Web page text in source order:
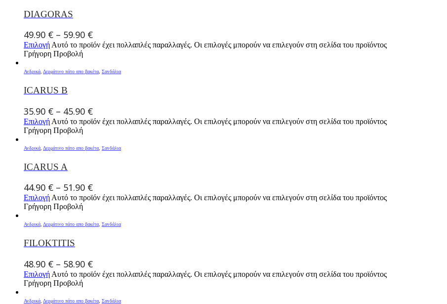
DIAGORAS
49.90 € – 59.90 €
ΕπιλογήΑυτό το προϊόν έχει πολλαπλές παραλλαγές. Οι επιλογές μπορούν να επιλεγούν στη σελίδα του προϊόντος
Γρήγορη Προβολή
Ανδρικά, Δερμάτινο πάτο απο βακέτα, Σανδάλια
ICARUS B
35.90 € – 45.90 €
Επιλογή Αυτό το προϊόν έχει πολλαπλές παραλλαγές. Οι επιλογές μπορούν να επιλεγούν στη σελίδα του προϊόντος
Γρήγορη Προβολή
Ανδρικά Δερμάτινο πάτο απο βακέτα Σανδάλια
ICARUS A
44.90 € – 51.90 €
Επιλογή Αυτό το προϊόν έχει πολλαπλές παραλλαγές. Οι επιλογές μπορούν να επιλεγούν στη σελίδα του προϊόντος
Γρήγορη Προβολή
Ανδρικά, Δερμάτινο πάτο απο βακέτα, Σανδάλια
FILOKTITIS
48.90 € – 58.90 €
Επιλογή Αυτό το προϊόν έχει πολλαπλές παραλλαγές. Οι επιλογές μπορούν να επιλεγούν στη σελίδα του προϊόντος
Γρήγορη Προβολή
Ανδρικά Δερμάτινο πάτο απο βακέτα Σανδάλια